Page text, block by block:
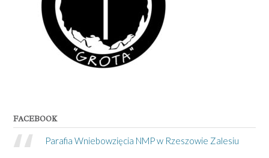
FACEBOOK
Parafia Wniebowzięcia NMP w Rzeszowie Zalesiu